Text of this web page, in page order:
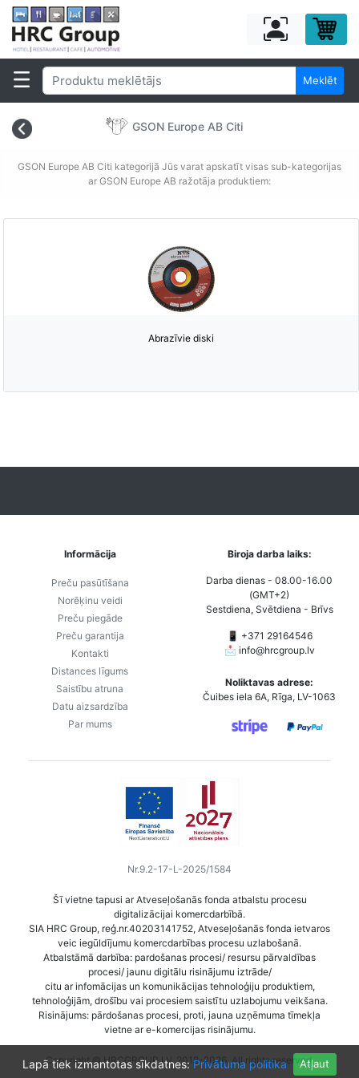
Meklēt
GSON Europe AB Citi
GSON Europe AB Citi kategorijā Jūs varat apskatīt visas sub-kategorijas
ar GSON Europe AB ražotāja produktiem:
Abrazīvie diski
Lapā tiek izmantotas sīkdatnes: Privātuma politika Atļaut
Informācija
Preču pasūtīšana
Norēķinu veidi
Preču piegāde
Preču garantija
Kontakti
Distances līgums
Saistību atruna
Datu aizsardzība
Par mums
Biroja darba laiks:
Darba dienas - 08.00-16.00
(GMT+2)
Sestdiena, Svētdiena - Brīvs
📱 +371 29164546
📩 info@hrcgroup.lv
Noliktavas adrese:
Čuibes iela 6A, Rīga, LV-1063
Nr.9.2-17-L-2025/1584
Šī vietne tapusi ar Atveseļošanās fonda atbalstu procesu
digitalizācijai komercdarbībā.
SIA HRC Group, reģ.nr.40203141752, Atveseļošanās fonda ietvaros
veic iegūldījumu komercdarbības procesu uzlabošanā.
Atbalstāmā darbība: pardošanas procesi/ resursu pārvaldības
procesi/ jaunu digitālu risinājumu iztrāde/
citu ar infomācijas un komunikācijas tehnoloģiju produktiem,
tehnoloģijām, drošību vai procesiem saistītu uzlabojumu veikšana.
Risinājums: pārdošanas procesi, proti, jauna uzņēmuma tīmekļa
vietne ar e-komercijas risinājumu.
Copyright © HRCGROUP.LV, 2018-2026. All rights reserved.